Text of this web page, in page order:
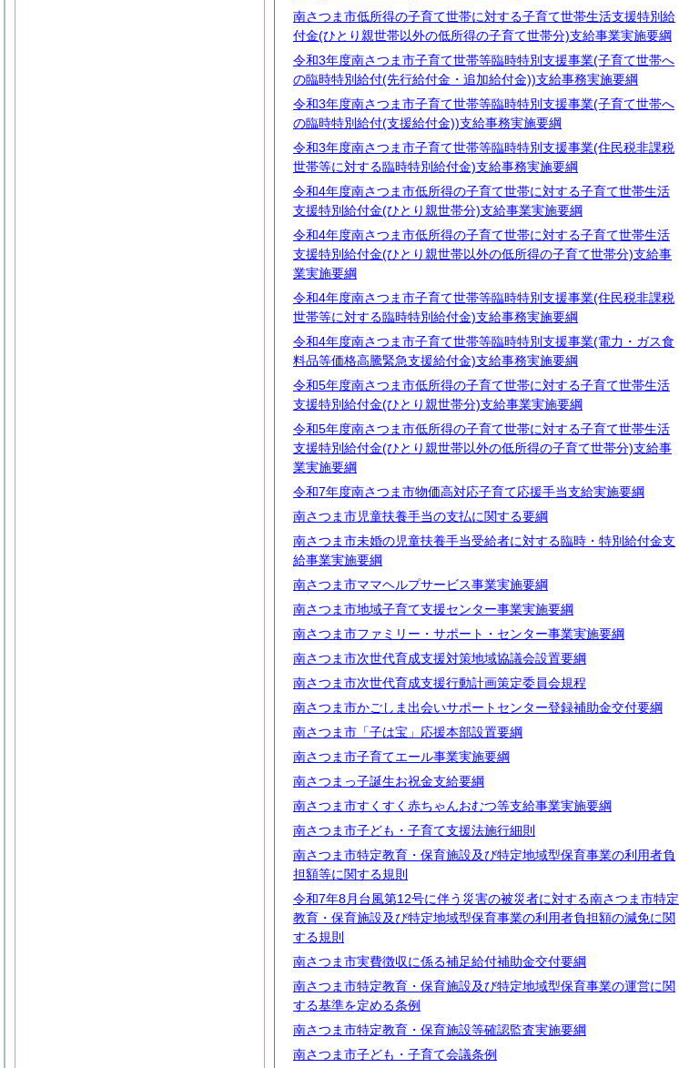
南さつま市低所得の子育て世帯に対する子育て世帯生活支援特別給
付金(ひとり親世帯以外の低所得の子育て世帯分)支給事業実施要綱
令和3年度南さつま市子育て世帯等臨時特別支援事業(子育て世帯へ
の臨時特別給付(先行給付金・追加給付金))支給事務実施要綱
令和3年度南さつま市子育て世帯等臨時特別支援事業(子育て世帯へ
の臨時特別給付(支援給付金))支給事務実施要綱
令和3年度南さつま市子育て世帯等臨時特別支援事業(住民税非課税
世帯等に対する臨時特別給付金)支給事務実施要綱
令和4年度南さつま市低所得の子育て世帯に対する子育て世帯生活
支援特別給付金(ひとり親世帯分)支給事業実施要綱
令和4年度南さつま市低所得の子育て世帯に対する子育て世帯生活
支援特別給付金(ひとり親世帯以外の低所得の子育て世帯分)支給事
業実施要綱
令和4年度南さつま市子育て世帯等臨時特別支援事業(住民税非課税
世帯等に対する臨時特別給付金)支給事務実施要綱
令和4年度南さつま市子育て世帯等臨時特別支援事業(電力・ガス食
料品等価格高騰緊急支援給付金)支給事務実施要綱
令和5年度南さつま市低所得の子育て世帯に対する子育て世帯生活
支援特別給付金(ひとり親世帯分)支給事業実施要綱
令和5年度南さつま市低所得の子育て世帯に対する子育て世帯生活
支援特別給付金(ひとり親世帯以外の低所得の子育て世帯分)支給事
業実施要綱
令和7年度南さつま市物価高対応子育て応援手当支給実施要綱
南さつま市児童扶養手当の支払に関する要綱
南さつま市未婚の児童扶養手当受給者に対する臨時・特別給付金支
給事業実施要綱
南さつま市ママヘルプサービス事業実施要綱
南さつま市地域子育て支援センター事業実施要綱
南さつま市ファミリー・サポート・センター事業実施要綱
南さつま市次世代育成支援対策地域協議会設置要綱
南さつま市次世代育成支援行動計画策定委員会規程
南さつま市かごしま出会いサポートセンター登録補助金交付要綱
南さつま市「子は宝」応援本部設置要綱
南さつま市子育てエール事業実施要綱
南さつまっ子誕生お祝金支給要綱
南さつま市すくすく赤ちゃんおむつ等支給事業実施要綱
南さつま市子ども・子育て支援法施行細則
南さつま市特定教育・保育施設及び特定地域型保育事業の利用者負
担額等に関する規則
令和7年8月台風第12号に伴う災害の被災者に対する南さつま市特定
教育・保育施設及び特定地域型保育事業の利用者負担額の減免に関
する規則
南さつま市実費徴収に係る補足給付補助金交付要綱
南さつま市特定教育・保育施設及び特定地域型保育事業の運営に関
する基準を定める条例
南さつま市特定教育・保育施設等確認監査実施要綱
南さつま市子ども・子育て会議条例